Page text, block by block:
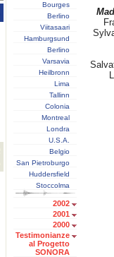
Bourges
Berlino
Viitasaari
Hamburgsund
Berlino
Varsavia
Heilbronn
Lima
Tallinn
Colonia
Montreal
Londra
U.S.A.
Belgio
San Pietroburgo
Huddersfield
Stoccolma
2002
2001
2000
Testimonianze
al Progetto
SONORA